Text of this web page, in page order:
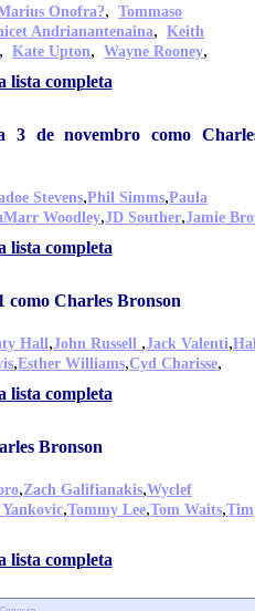
Onofra?, Tommaso
Andrianantenaina, Keith
, Kate Upton, Wayne Rooney,
lista completa
3 de novembro como
Stevens,Phil Simms,Paula
Woodley,JD Souther,Jamie
lista completa
como Charles Bronson
Hall,John Russell ,Jack Valenti,
,Esther Williams,Cyd Charisse,
lista completa
Bronson
,Zach Galifianakis,Wyclef
,Tommy Lee,Tom Waits,Tim
lista completa